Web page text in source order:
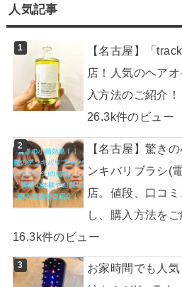
人気記事
【名古屋】「
店！人気のヘア
入方法のご紹介！
26.3k件のビュー
【名古屋】驚き
ンキバリブラシ(
店。値段、口コ
し、購入方法をご
16.3k件のビュー
お家時間でも人